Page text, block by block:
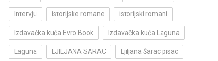
Intervju istorijske romane istorijski romani
Izdavačka kuća Evro Book Izdavačka kuća Laguna
Laguna LJILJANA SARAC Ljiljana Šarac pisac